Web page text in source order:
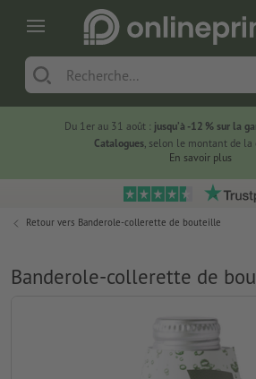
Du 1er au 31 août : jusqu’à -12 % sur la
Catalogues, selon le montant de la
En savoir plus
Retour vers Banderole-collerette de bouteille
Banderole-collerette de